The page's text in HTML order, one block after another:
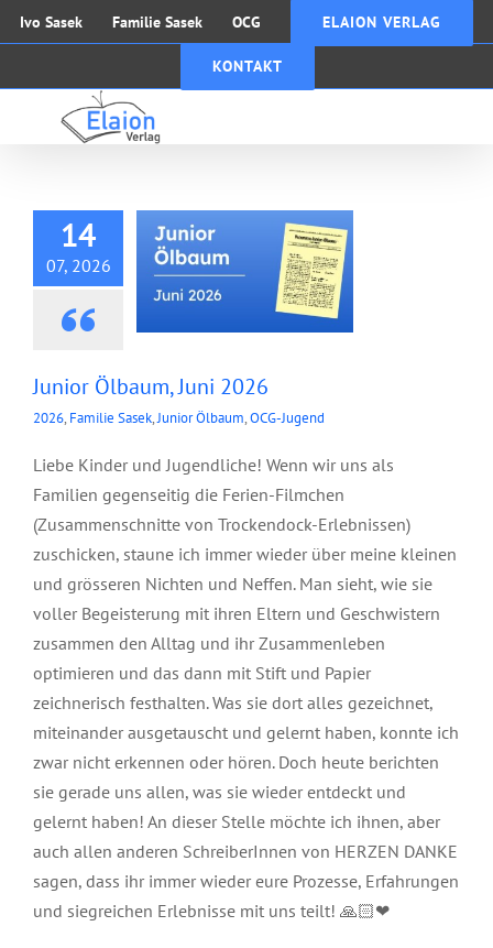
Zum
Inhalt
Ivo Sasek Familie Sasek OCG ELAION VERLAG
KONTAKT
14
07, 2026
Junior Ölbaum, Juni 2026
2026, Familie Sasek,Junior Ölbaum,OCG-Jugend
Liebe Kinder und Jugendliche! Wenn wir uns als
Familien gegenseitig die Ferien-Filmchen
(Zusammenschnitte von Trockendock-Erlebnissen)
zuschicken, staune ich immer wieder über meine kleinen
und grösseren Nichten und Neffen. Man sieht, wie sie
voller Begeisterung mit ihren Eltern und Geschwistern
zusammen den Alltag und ihr Zusammenleben
optimieren und das dann mit Stift und Papier
zeichnerisch festhalten. Was sie dort alles gezeichnet,
miteinander ausgetauscht und gelernt haben, konnte ich
zwar nicht erkennen oder hören. Doch heute berichten
sie gerade uns allen, was sie wieder entdeckt und
gelernt haben! An dieser Stelle möchte ich ihnen, aber
auch allen anderen SchreiberInnen von HERZEN DANKE
sagen, dass ihr immer wieder eure Prozesse, Erfahrungen
und siegreichen Erlebnisse mit uns teilt! 🙏🏻❤